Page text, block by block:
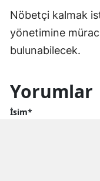
Nöbetçi kalmak
yönetimine
bulunabilecek.
Yorumlar
İsim*